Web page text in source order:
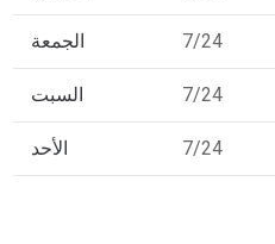
الجمعة 7/24
السبت 7/24
الأحد 7/24